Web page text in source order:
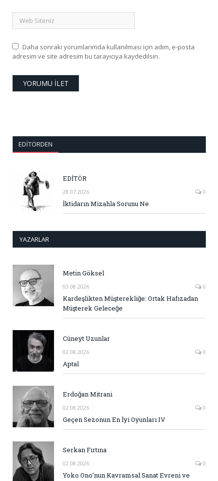
Daha sonraki yorumlarımda kullanılması için adım, e-posta
adresim ve site adresim bu tarayıcıya kaydedilsin.
EDITÖRDEN
EDİTÖR
28.07.2026 0
İktidarın Mizahla Sorunu Ne
YAZARLAR
Metin Göksel
03.08.2026 0
Kardeşlikten Müşterekliğe: Ortak Hafızadan
Müşterek Geleceğe
Cüneyt Uzunlar
02.08.2026 0
Aptal
Erdoğan Mitrani
02.08.2026 0
Geçen Sezonun En İyi Oyunları IV
Serkan Fırtına
02.08.2026 0
Yoko Ono’nun Kavramsal Sanat Evreni ve